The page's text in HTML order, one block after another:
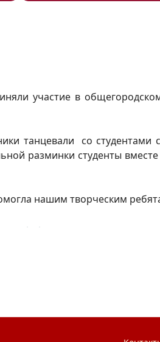
участие в
танцевали со студентами
разминки студенты
нашим творческим